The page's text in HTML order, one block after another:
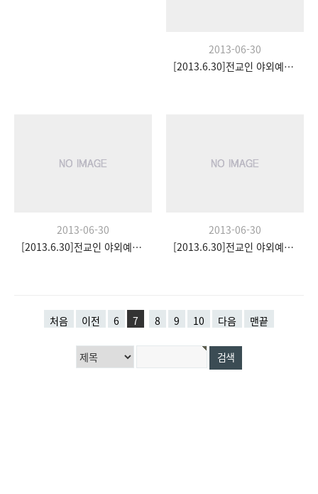
2013-06-30
[2013.6.30]전교인 야외예배- 팀수양관
2013-06-30
[2013.6.30]전교인 야외예배- 팀수양관
2013-06-30
[2013.6.30]전교인 야외예배- 팀수양관
처음 이전 6 7 8 9 10 다음 맨끝